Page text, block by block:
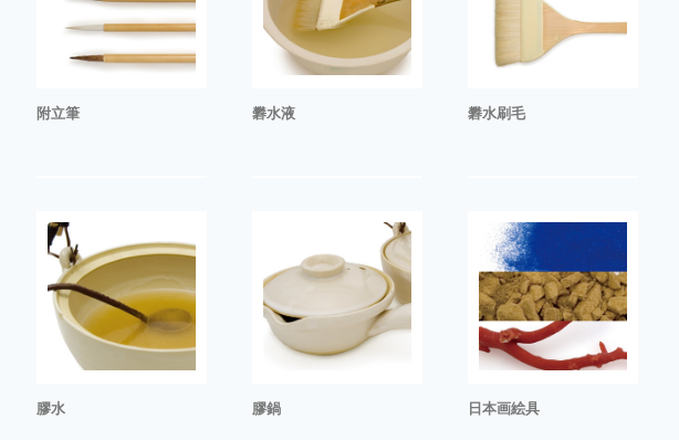
附立筆 礬水液 礬水刷毛
膠水 膠鍋 日本画絵具